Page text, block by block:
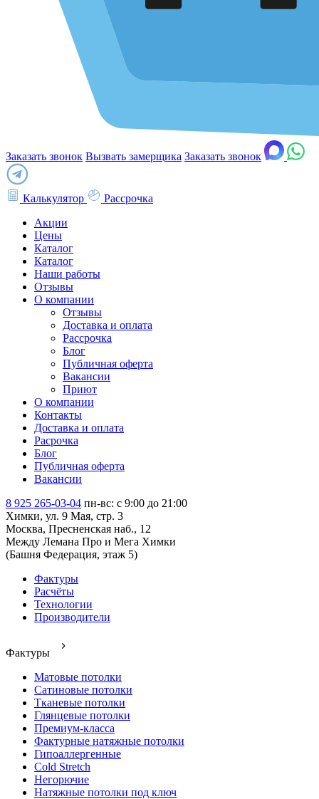
Заказать звонок Вызвать замерщика Заказать звонок
Калькулятор
Рассрочка
Акции
Цены
Каталог
Каталог
Наши работы
Отзывы
О компании
Отзывы
Доставка и оплата
Рассрочка
Блог
Публичная оферта
Вакансии
Приют
О компании
Контакты
Доставка и оплата
Расрочка
Блог
Публичная оферта
Вакансии
8 925 265-03-04 пн-вс: c 9:00 до 21:00
Химки, ул. 9 Мая, стр. 3
Москва, Пресненская наб., 12
Между Лемана Про и Мега Химки
(Башня Федерация, этаж 5)
Фактуры
Расчёты
Технологии
Производители
Фактуры
Матовые потолки
Сатиновые потолки
Тканевые потолки
Глянцевые потолки
Премиум-класса
Фактурные натяжные потолки
Гипоаллергенные
Cold Stretch
Негорючие
Натяжные потолки под ключ